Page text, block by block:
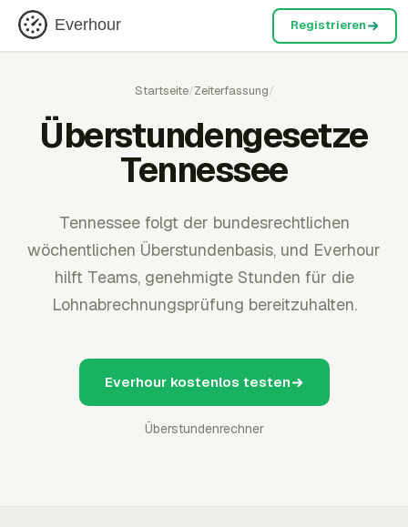
Everhour Registrieren
Startseite/Zeiterfassung/
Überstundengesetze
Tennessee
Tennessee folgt der bundesrechtlichen
wöchentlichen Überstundenbasis, und Everhour
hilft Teams, genehmigte Stunden für die
Lohnabrechnungsprüfung bereitzuhalten.
Everhour kostenlos testen
Überstundenrechner